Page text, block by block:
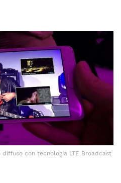
con tecnologia LTE Broadcast